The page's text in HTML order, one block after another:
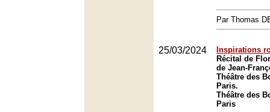
Par Thomas
25/03/2024
Inspirations
Récital de
de Jean-
Théâtre des
Paris.
Théâtre des
Paris